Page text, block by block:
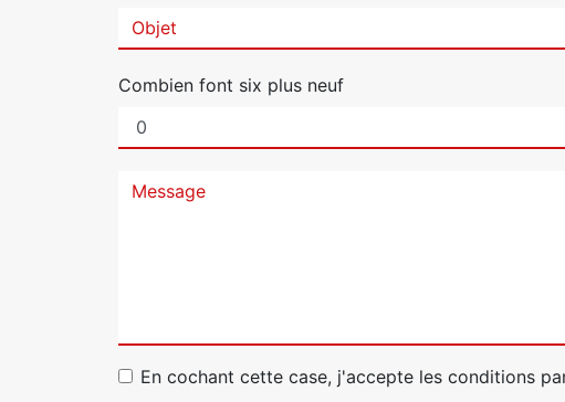
Combien font six plus neuf
En cochant cette case, j'accepte les conditions